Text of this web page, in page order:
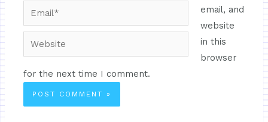
email, and
website
in this
browser
for the next time I comment.